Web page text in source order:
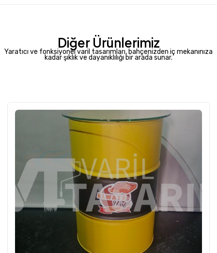
Diğer Ürünlerimiz
Yaratıcı ve fonksiyonel varil tasarımları, bahçenizden iç mekanınıza
kadar şıklık ve dayanıklılığı bir arada sunar.